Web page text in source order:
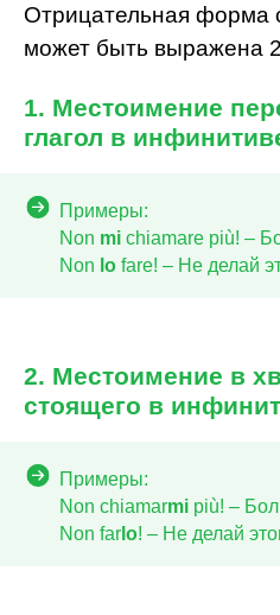
Отрицательная форма
может быть выражена
1. Местоимение
глагол в
Примеры:
Non mi chiamare più! –
Non lo fare! – Не делай
2. Местоимение в
стоящего в
Примеры:
Non chiamarmi più! –
Non far lo! – Не делай